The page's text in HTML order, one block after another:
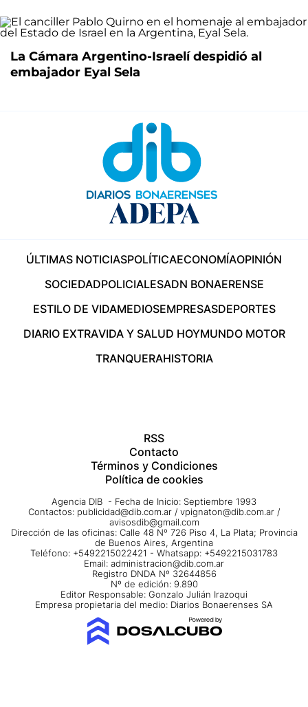
La Cámara Argentino-Israelí despidió al
embajador Eyal Sela
ÚLTIMAS NOTICIASPOLÍTICAECONOMÍAOPINIÓN
SOCIEDADPOLICIALESADN BONAERENSE
ESTILO DE VIDAMEDIOSEMPRESASDEPORTES
DIARIO EXTRAVIDA Y SALUD HOYMUNDO MOTOR
TRANQUERAHISTORIA
RSS
Contacto
Términos y Condiciones
Política de cookies
Agencia DIB - Fecha de Inicio: Septiembre 1993
Contactos: publicidad@dib.com.ar / vpignaton@dib.com.ar /
avisosdib@gmail.com
Dirección de las oficinas: Calle 48 Nº 726 Piso 4, La Plata; Provincia
de Buenos Aires, Argentina
Teléfono: +5492215022421 - Whatsapp: +5492215031783
Email: administracion@dib.com.ar
Registro DNDA Nº 32644856
Nº de edición: 9.890
Editor Responsable: Gonzalo Julián Irazoqui
Empresa propietaria del medio: Diarios Bonaerenses SA